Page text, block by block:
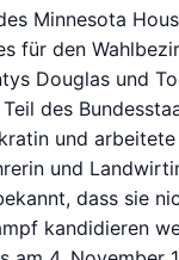
Minnesota
für den
Douglas und
des
und
und
dass sie
kandidieren